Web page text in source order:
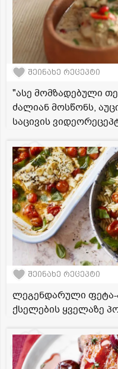
შეინახე რეცეპტი
"ასე მომზადებული
ძალიან მოსწონს,
საცივის
შეინახე რეცეპტი
ლეგენდარული ფეტა-
ქსელების ყველაზე